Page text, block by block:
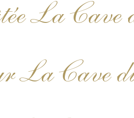
La Cave
La Cave